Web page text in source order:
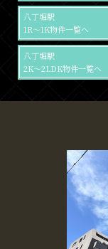
八丁堀駅
1R～1K物件一覧へ
八丁堀駅
2K～2LDK物件一覧へ